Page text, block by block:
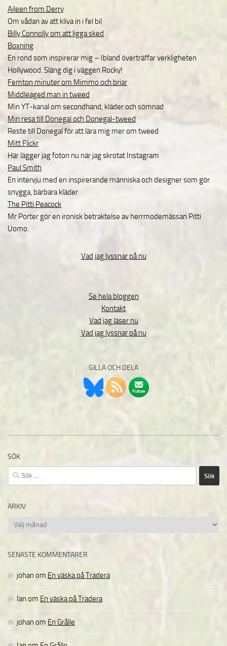
Aileen from Derry
Om vådan av att kliva in i fel bil
Billy Connolly om att ligga sked
Boxning
En rond som inspirerar mig – Ibland överträffar verkligheten
Hollywood. Släng dig i väggen Rocky!
Femton minuter om Mimmo och briar
Middleaged man in tweed
Min YT-kanal om secondhand, kläder och sömnad
Min resa till Donegal och Donegal-tweed
Reste till Donegal för att lära mig mer om tweed
Mitt Flickr
Här lägger jag foton nu när jag skrotat Instagram
Paul Smith
En intervju med en inspirerande människa och designer som gör
snygga, bärbara kläder
The Pitti Peacock
Mr Porter gör en ironisk betraktelse av herrmodemässan Pitti
Uomo.
Vad jag lyssnar på nu
Se hela bloggen
Kontakt
Vad jag läser nu
Vad jag lyssnar på nu
GILLA OCH DELA
SÖK
Sök
efter:
ARKIV
Arkiv
SENASTE KOMMENTARER
johan om En väska på Tradera
Ian om En väska på Tradera
johan om En Grålle